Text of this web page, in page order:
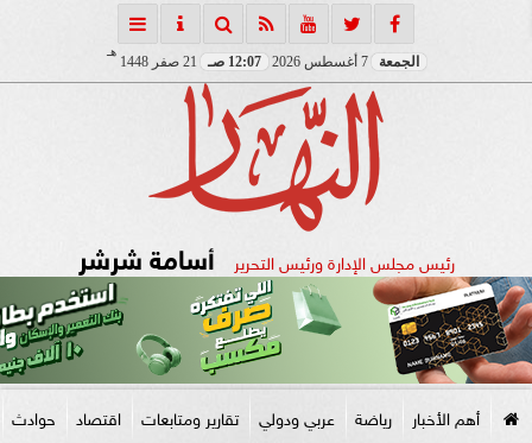
الجمعة 7 أغسطس 2026 12:07 صـ 21 صفر 1448
هـ
رئيس مجلس الإدارة ورئيس التحرير أسامة شرشر
أهم الأخبار رياضة عربي ودولي تقارير ومتابعات اقتصاد حوادث